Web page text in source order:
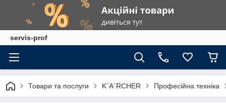
servis-prof
Товари та послуги K`A`RCHER Професійна техніка